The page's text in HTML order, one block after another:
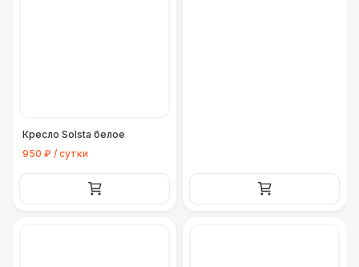
Кресло Solsta белое
950 ₽ / сутки